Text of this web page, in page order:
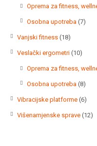
Oprema za fitness,
Osobna upotreba 77
Vanjski fitness 1818
Veslački ergometri 1010
Oprema za fitness,
Osobna upotreba 88
Vibracijske platforme 66
Višenamjenske sprave 1212